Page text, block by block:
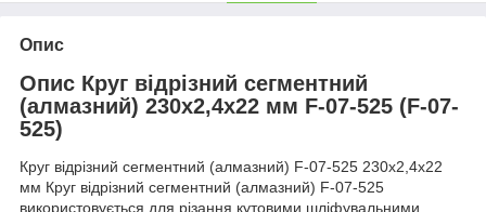
Опис
Опис Круг відрізний сегментний
(алмазний) 230х2,4х22 мм F-07-525 (F-07-
525)
Круг відрізний сегментний (алмазний) F-07-525 230х2,4х22
мм Круг відрізний сегментний (алмазний) F-07-525
використовується для різання кутовими шліфувальними